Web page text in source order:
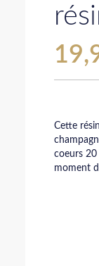
Cette
coeurs 20
moment